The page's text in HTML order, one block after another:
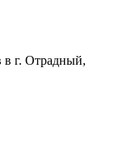
в г. Отрадный,